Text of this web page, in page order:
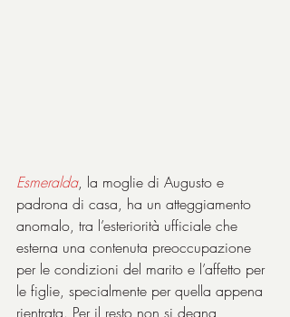
Esmeralda, la moglie di Augusto e
padrona di casa, ha un atteggiamento
anomalo, tra l’esteriorità ufficiale che
esterna una contenuta preoccupazione
per le condizioni del marito e l’affetto per
le figlie, specialmente per quella appena
rientrata. Per il resto non si degna